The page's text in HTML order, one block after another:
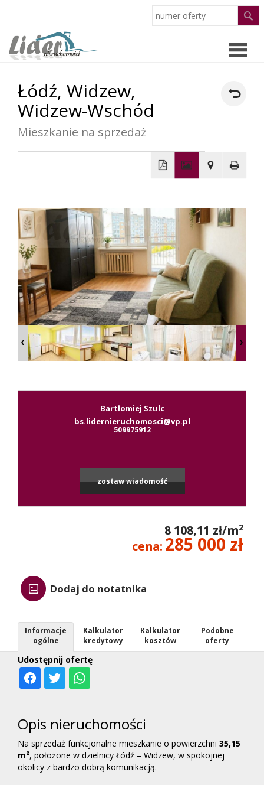
Strona
O
firmie
RODO
Łódź, Widzew,
Widzew-Wschód
Mieszkanie na sprzedaż
−
Leaflet|© MapTiler ©OpenStreetMap
Bartłomiej Szulc
bs.lidernieruchomosci@vp.pl
509975912
zostaw wiadomość
8 108,11 zł/m2
cena: 285 000 zł
Dodaj do notatnika
Udostępnij ofertę
Informacje
ogólne
Kalkulator
kredytowy
Kalkulator
kosztów
Podobne
oferty
Opis nieruchomości
Na sprzedaż funkcjonalne mieszkanie o powierzchni 35,15
m², położone w dzielnicy Łódź – Widzew, w spokojnej
okolicy z bardzo dobrą komunikacją.